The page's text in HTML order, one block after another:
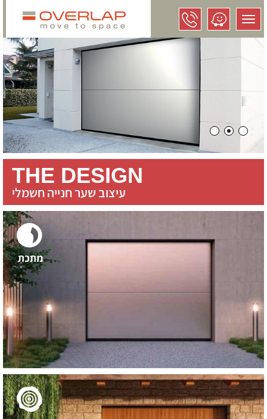
Toggle
navigation
THE DESIGN
עיצוב שער חנייה חשמלי